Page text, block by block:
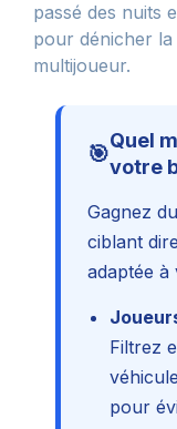
passé des nuits
pour dénicher la
multijoueur.
🎯
Quel
votre
Gagnez
ciblant
adaptée
Filtrez
pour